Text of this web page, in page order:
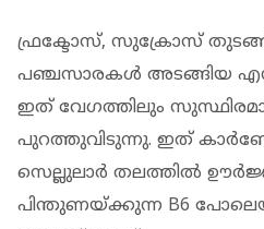
ഫ്രക്ടോസ്, സുക്രോസ്
പഞ്ചസാരകള്‍ അടങ്ങിയ
ഇത് വേഗത്തിലും
പുറത്തുവിടുന്നു. ഇത്
സെല്ലുലാര്‍ തലത്തില്‍
പിന്തുണയ്ക്കുന്ന B6